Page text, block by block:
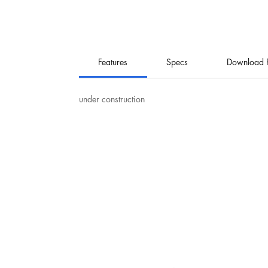
Features Specs Download
under construction